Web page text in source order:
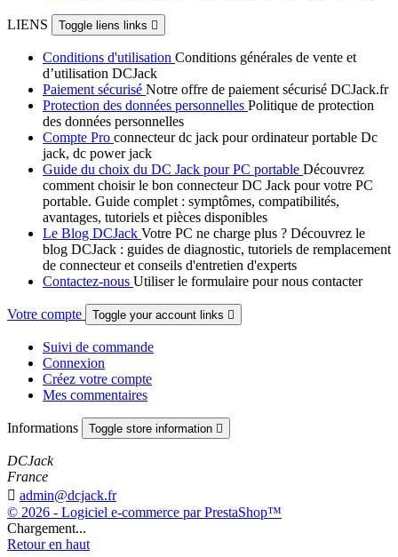
LIENS Toggle liens links 
Conditions d'utilisation Conditions générales de vente et
d’utilisation DCJack
Paiement sécurisé Notre offre de paiement sécurisé DCJack.fr
Protection des données personnelles Politique de protection
des données personnelles
Compte Pro connecteur dc jack pour ordinateur portable Dc
jack, dc power jack
Guide du choix du DC Jack pour PC portable Découvrez
comment choisir le bon connecteur DC Jack pour votre PC
portable. Guide complet : symptômes, compatibilités,
avantages, tutoriels et pièces disponibles
Le Blog DCJack Votre PC ne charge plus ? Découvrez le
blog DCJack : guides de diagnostic, tutoriels de remplacement
de connecteur et conseils d'entretien d'experts
Contactez-nous Utiliser le formulaire pour nous contacter
Votre compte Toggle your account links 
Suivi de commande
Connexion
Créez votre compte
Mes commentaires
Informations Toggle store information 
DCJack
France
 admin@dcjack.fr
© 2026 - Logiciel e-commerce par PrestaShop™
Chargement...
Retour en haut